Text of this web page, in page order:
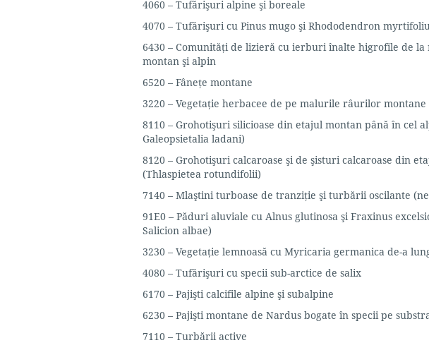
4060 – Tufărişuri alpine şi boreale
4070 – Tufărişuri cu Pinus mugo şi Rhododendron
6430 – Comunităţi de lizieră cu ierburi înalte higrofile de
montan şi alpin
6520 – Fâneţe montane
3220 – Vegetaţie herbacee de pe malurile râurilor montane
8110 – Grohotişuri silicioase din etajul montan până în cel
Galeopsietalia ladani)
8120 – Grohotişuri calcaroase şi de şisturi calcaroase din
(Thlaspietea rotundifolii)
7140 – Mlaştini turboase de tranziţie şi turbării oscilante
91E0 – Păduri aluviale cu Alnus glutinosa şi Fraxinus
Salicion albae)
3230 – Vegetaţie lemnoasă cu Myricaria germanica de-a
4080 – Tufărişuri cu specii sub-arctice de salix
6170 – Pajişti calcifile alpine şi subalpine
6230 – Pajişti montane de Nardus bogate în specii pe
7110 – Turbării active